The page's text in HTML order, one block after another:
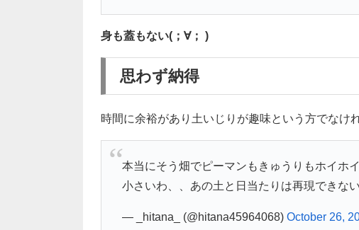
身も蓋もない(；∀； )
思わず納得
時間に余裕があり土いじりが趣味という方でなけ
本当にそう畑でピーマンもきゅうりもホイホ
小さいわ、、あの土と日当たりは再現できな
— _hitana_ (@hitana45964068) October 26,